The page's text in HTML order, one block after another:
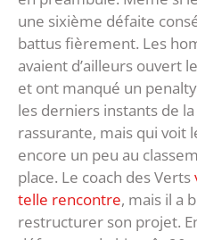
une sixième défaite
battus fièrement. Les
avaient d’ailleurs ouvert
et ont manqué un
les derniers instants de
rassurante, mais qui voit
encore un peu au
place. Le coach des Verts
telle rencontre, mais il a
restructurer son projet.